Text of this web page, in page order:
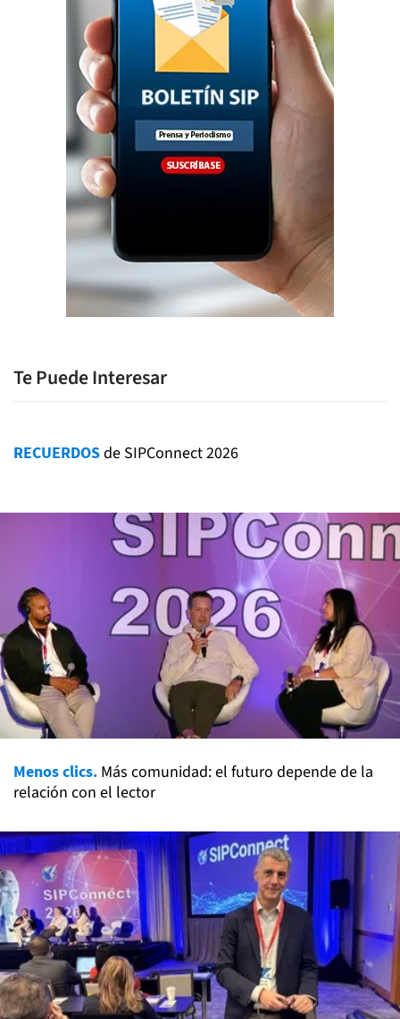
Te Puede Interesar
RECUERDOSde SIPConnect 2026
Menos clics. Más comunidad: el futuro depende de la
relación con el lector